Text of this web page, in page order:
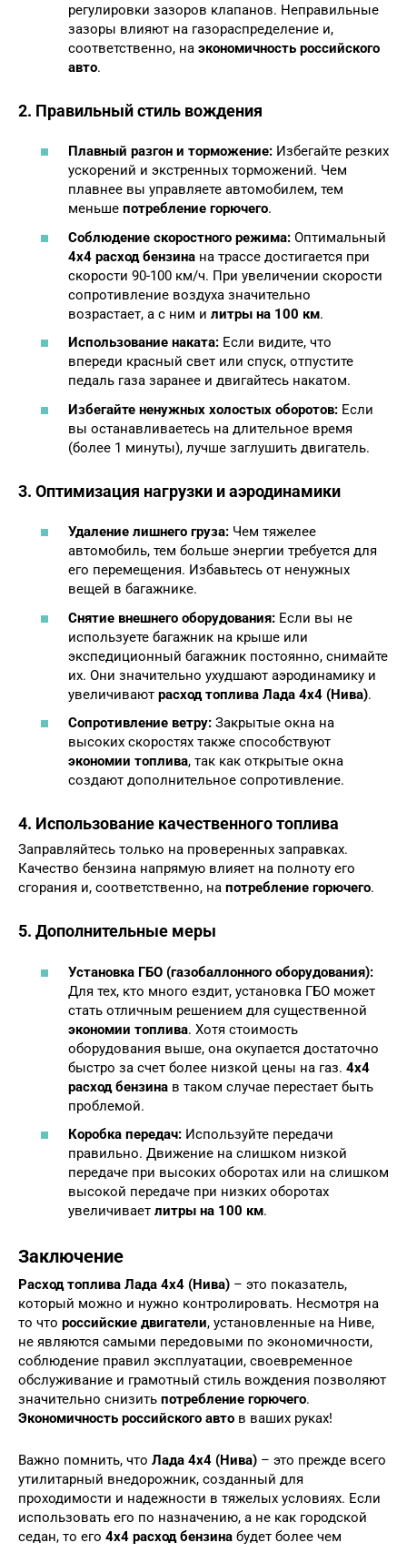
регулировки зазоров клапанов. Неправильные
зазоры влияют на газораспределение и,
соответственно, на экономичность российского
авто.
2. Правильный стиль вождения
Плавный разгон и торможение: Избегайте резких
ускорений и экстренных торможений. Чем
плавнее вы управляете автомобилем, тем
меньше потребление горючего.
Соблюдение скоростного режима: Оптимальный
4х4 расход бензина на трассе достигается при
скорости 90-100 км/ч. При увеличении скорости
сопротивление воздуха значительно
возрастает, а с ним и литры на 100 км.
Использование наката: Если видите, что
впереди красный свет или спуск, отпустите
педаль газа заранее и двигайтесь накатом.
Избегайте ненужных холостых оборотов: Если
вы останавливаетесь на длительное время
(более 1 минуты), лучше заглушить двигатель.
3. Оптимизация нагрузки и аэродинамики
Удаление лишнего груза: Чем тяжелее
автомобиль, тем больше энергии требуется для
его перемещения. Избавьтесь от ненужных
вещей в багажнике.
Снятие внешнего оборудования: Если вы не
используете багажник на крыше или
экспедиционный багажник постоянно, снимайте
их. Они значительно ухудшают аэродинамику и
увеличивают расход топлива Лада 4х4 (Нива).
Сопротивление ветру: Закрытые окна на
высоких скоростях также способствуют
экономии топлива, так как открытые окна
создают дополнительное сопротивление.
4. Использование качественного топлива
Заправляйтесь только на проверенных заправках.
Качество бензина напрямую влияет на полноту его
сгорания и, соответственно, на потребление горючего.
5. Дополнительные меры
Установка ГБО (газобаллонного оборудования):
Для тех, кто много ездит, установка ГБО может
стать отличным решением для существенной
экономии топлива. Хотя стоимость
оборудования выше, она окупается достаточно
быстро за счет более низкой цены на газ. 4х4
расход бензина в таком случае перестает быть
проблемой.
Коробка передач: Используйте передачи
правильно. Движение на слишком низкой
передаче при высоких оборотах или на слишком
высокой передаче при низких оборотах
увеличивает литры на 100 км.
Заключение
Расход топлива Лада 4х4 (Нива) – это показатель,
который можно и нужно контролировать. Несмотря на
то что российские двигатели, установленные на Ниве,
не являются самыми передовыми по экономичности,
соблюдение правил эксплуатации, своевременное
обслуживание и грамотный стиль вождения позволяют
значительно снизить потребление горючего.
Экономичность российского авто в ваших руках!
Важно помнить, что Лада 4х4 (Нива) – это прежде всего
утилитарный внедорожник, созданный для
проходимости и надежности в тяжелых условиях. Если
использовать его по назначению, а не как городской
седан, то его 4х4 расход бензина будет более чем